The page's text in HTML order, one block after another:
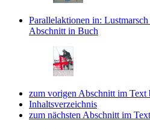
Parallelaktionen in:
Abschnitt in Buch
zum vorigen Abschnitt im Text
Inhaltsverzeichnis
zum nächsten Abschnitt im